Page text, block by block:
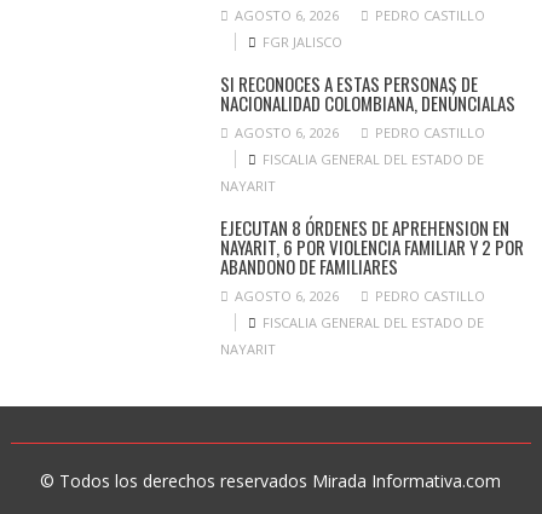
AGOSTO 6, 2026
PEDRO CASTILLO
FGR JALISCO
SI RECONOCES A ESTAS PERSONAS DE
NACIONALIDAD COLOMBIANA, DENÚNCIALAS
AGOSTO 6, 2026
PEDRO CASTILLO
FISCALIA GENERAL DEL ESTADO DE
NAYARIT
EJECUTAN 8 ÓRDENES DE APREHENSION EN
NAYARIT, 6 POR VIOLENCIA FAMILIAR Y 2 POR
ABANDONO DE FAMILIARES
AGOSTO 6, 2026
PEDRO CASTILLO
FISCALIA GENERAL DEL ESTADO DE
NAYARIT
© Todos los derechos reservados Mirada Informativa.com